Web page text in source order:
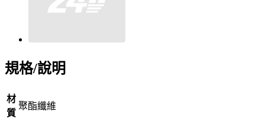
規格/說明
材
質
聚酯纖維